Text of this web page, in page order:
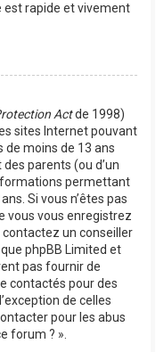
est rapide et vivement
Actde 1998)
sites Internet pouvant
moins de 13 ans
parents (ou d’un
permettant
Si vous n’êtes pas
vous vous enregistrez
contactez un conseiller
phpBB Limited et
pas fournir de
contactés pour des
de celles
pour les abus
forum ? ».